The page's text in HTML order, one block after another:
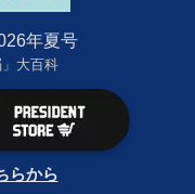
年夏号
大百科
らから